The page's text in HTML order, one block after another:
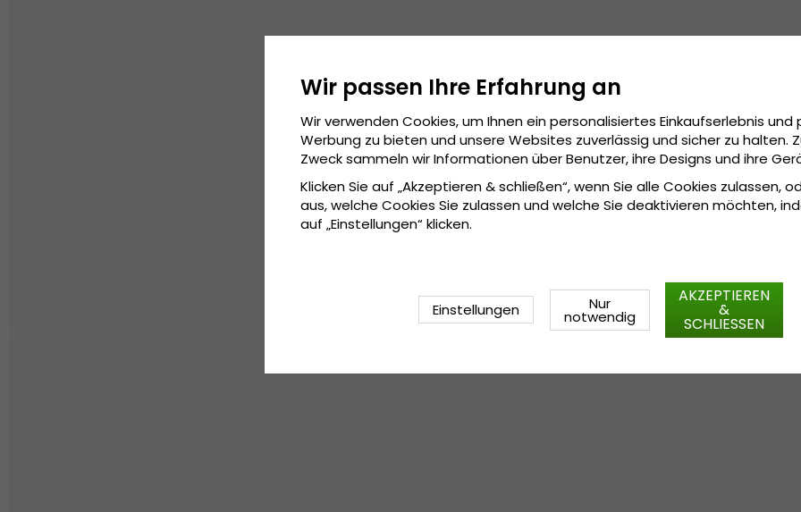
Wir passen Ihre Erfahrung an
Wir verwenden Cookies, um Ihnen ein personalisiertes Einkaufserlebnis und
Werbung zu bieten und unsere Websites zuverlässig und sicher zu halten.
Zweck sammeln wir Informationen über Benutzer, ihre Designs und ihre
Klicken Sie auf „Akzeptieren & schließen“, wenn Sie alle Cookies zulassen,
aus, welche Cookies Sie zulassen und welche Sie deaktivieren möchten,
auf „Einstellungen“ klicken.
Einstellungen Nur
notwendig
AKZEPTIEREN
&
SCHLIESSEN